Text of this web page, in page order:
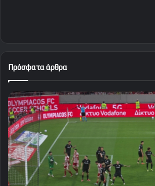
Πρόσφατα άρθρα